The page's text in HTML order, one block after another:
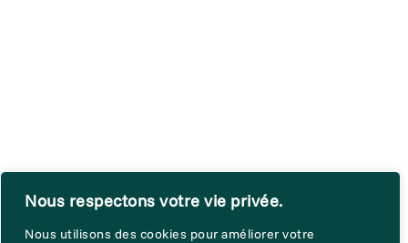
Nous respectons votre vie privée.
Nous utilisons des cookies pour améliorer votre